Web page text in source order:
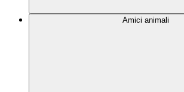
Amici animali